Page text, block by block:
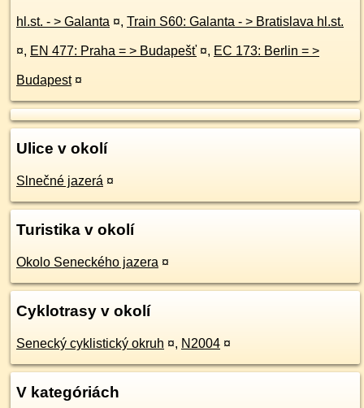
hl.st. - > Galanta ¤, Train S60: Galanta - > Bratislava hl.st.
¤, EN 477: Praha = > Budapešť ¤, EC 173: Berlin = >
Budapest ¤
Ulice v okolí
Slnečné jazerá ¤
Turistika v okolí
Okolo Seneckého jazera ¤
Cyklotrasy v okolí
Senecký cyklistický okruh ¤, N2004 ¤
V kategóriách